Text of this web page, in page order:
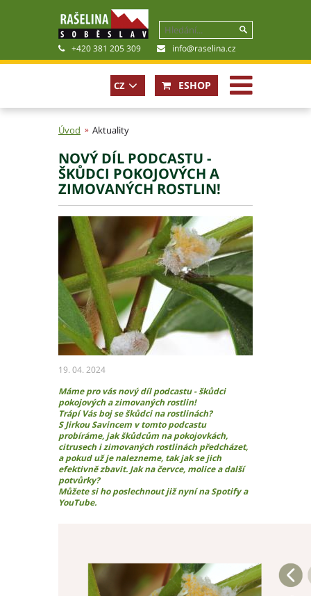
+420 381 205 309 info@raselina.cz
Historie, současnost
Politika společnosti
Obchodní podmínky
Pro akcionáře
Fotogalerie
Soubory ke stažení
Ochrana osobních údajů – GDPR
Hlavní město Praha
Středočeský kraj
Jihočeský kraj
Plzeňský kraj
Karlovarský kraj
Ústecký kraj
Jihomoravský kraj
CZ ESHOP
Úvod Aktuality
NOVÝ DÍL PODCASTU -
ŠKŮDCI POKOJOVÝCH A
ZIMOVANÝCH ROSTLIN!
19. 04. 2024
Máme pro vás nový díl podcastu - škůdci
pokojových a zimovaných rostlin!
Trápí Vás boj se škůdci na rostlinách?
S Jirkou Savincem v tomto podcastu
probíráme, jak škůdcům na pokojovkách,
citrusech i zimovaných rostlinách předcházet,
a pokud už je nalezneme, tak jak se jich
efektivně zbavit. Jak na červce, molice a další
potvůrky?
Můžete si ho poslechnout již nyní na Spotify a
YouTube.